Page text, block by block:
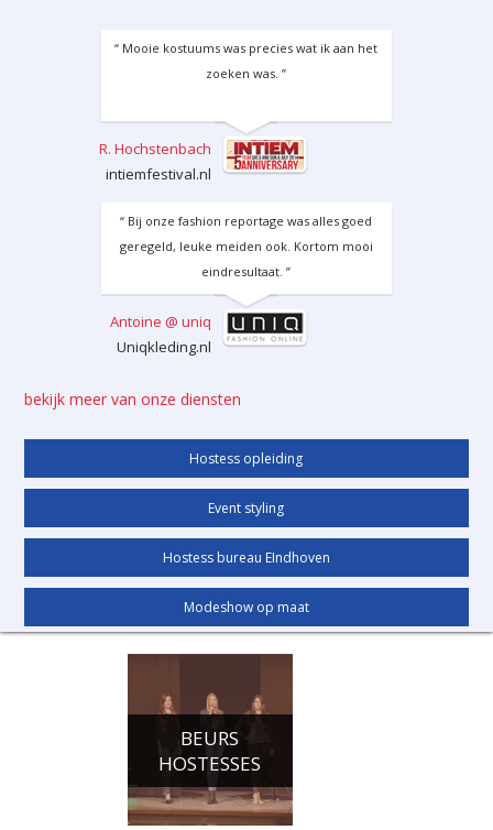
“ Mooie kostuums was precies wat ik aan het
zoeken was. ”
R. Hochstenbach
intiemfestival.nl
“ Bij onze fashion reportage was alles goed
geregeld, leuke meiden ook. Kortom mooi
eindresultaat. ”
Antoine @ uniq
Uniqkleding.nl
bekijk meer van onze diensten
Hostess opleiding
Event styling
Hostess bureau EIndhoven
Modeshow op maat
BEURS
HOSTESSES